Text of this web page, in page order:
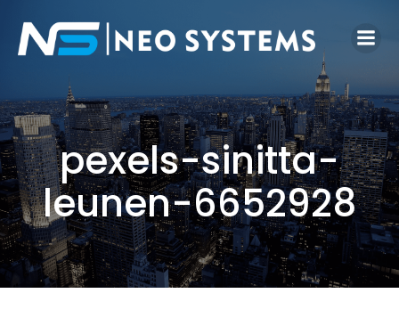
pexels-sinitta-
leunen-6652928